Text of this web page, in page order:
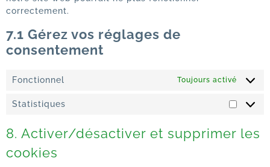
correctement.
7.1 Gérez vos réglages de
consentement
Fonctionnel Toujours activé
Statistiques
8. Activer/désactiver et supprimer les
cookies